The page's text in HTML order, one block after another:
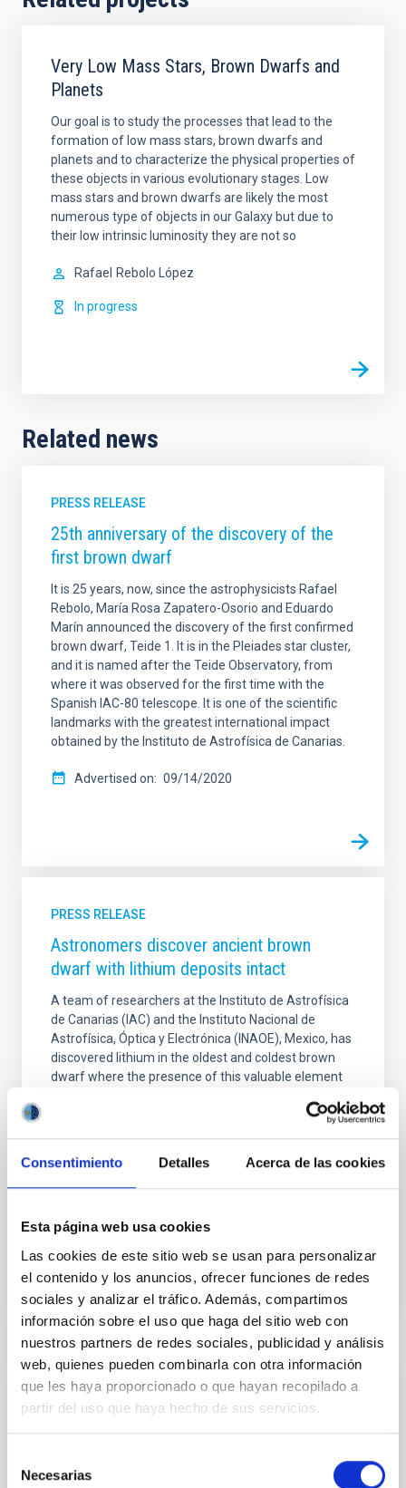
Consentimiento Detalles Acerca de las cookies
Esta página web usa cookies
Las cookies de este sitio web se usan para personalizar
el contenido y los anuncios, ofrecer funciones de redes
sociales y analizar el tráfico. Además, compartimos
información sobre el uso que haga del sitio web con
nuestros partners de redes sociales, publicidad y análisis
web, quienes pueden combinarla con otra información
que les haya proporcionado o que hayan recopilado a
partir del uso que haya hecho de sus servicios.
Necesarias
Very Low Mass Stars, Brown Dwarfs and
Planets
Our goal is to study the processes that lead to the
formation of low mass stars, brown dwarfs and
planets and to characterize the physical properties of
these objects in various evolutionary stages. Low
mass stars and brown dwarfs are likely the most
numerous type of objects in our Galaxy but due to
their low intrinsic luminosity they are not so
Rafael Rebolo López
In progress
Related news
PRESS RELEASE
25th anniversary of the discovery of the
first brown dwarf
It is 25 years, now, since the astrophysicists Rafael
Rebolo, María Rosa Zapatero-Osorio and Eduardo
Marín announced the discovery of the first confirmed
brown dwarf, Teide 1. It is in the Pleiades star cluster,
and it is named after the Teide Observatory, from
where it was observed for the first time with the
Spanish IAC-80 telescope. It is one of the scientific
landmarks with the greatest international impact
obtained by the Instituto de Astrofísica de Canarias.
Advertised on 09/14/2020
PRESS RELEASE
Astronomers discover ancient brown
dwarf with lithium deposits intact
A team of researchers at the Instituto de Astrofísica
de Canarias (IAC) and the Instituto Nacional de
Astrofísica, Óptica y Electrónica (INAOE), Mexico, has
discovered lithium in the oldest and coldest brown
dwarf where the presence of this valuable element
called Reid 1B, preserves intact the earliest known
system to which it belongs. The discovery was made
using the OSIRIS spectrograph on the Gran
Advertised on 11/24/2021 - 17:02
PRESS RELEASE
An ancient brown dwarf in our cosmic
neighbourhood
A study, led by the Instituto de Astrofísica de